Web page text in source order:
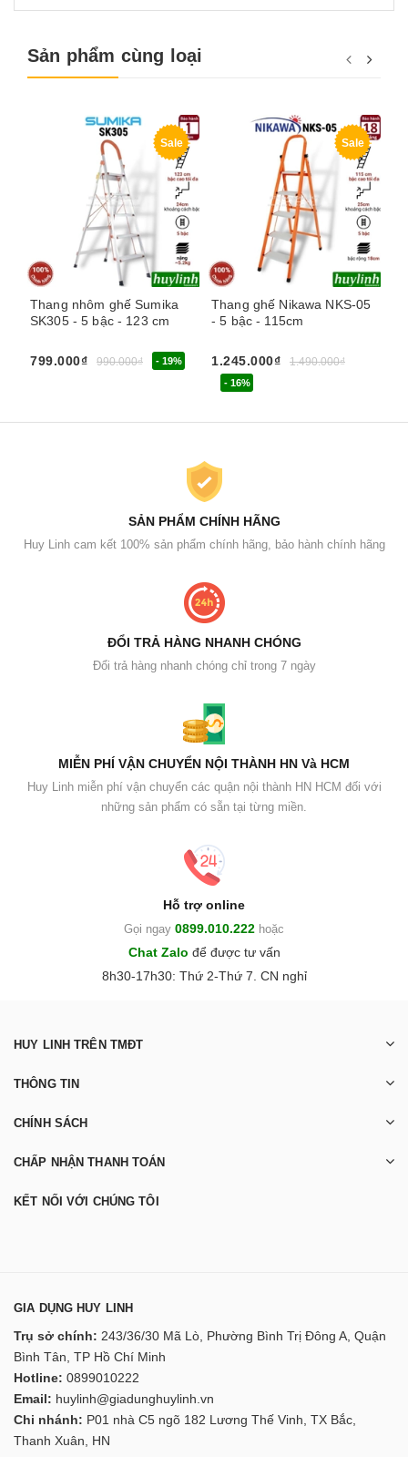
Sản phẩm cùng loại
Sale
Thang nhôm ghế Sumika
SK305 - 5 bậc - 123 cm
799.000₫ 990.000₫ - 19%
Sale
Thang ghế Nikawa NKS-05
- 5 bậc - 115cm
1.245.000₫ 1.490.000₫
- 16%
SẢN PHẨM CHÍNH HÃNG
Huy Linh cam kết 100% sản phẩm chính hãng, bảo hành chính hãng
ĐỔI TRẢ HÀNG NHANH CHÓNG
Đổi trả hàng nhanh chóng chỉ trong 7 ngày
MIỄN PHÍ VẬN CHUYỂN NỘI THÀNH HN Và HCM
Huy Linh miễn phí vận chuyển các quận nội thành HN HCM đối với
những sản phẩm có sẵn tại từng miền.
Hỗ trợ online
Gọi ngay 0899.010.222 hoặc
Chat Zalo để được tư vấn
8h30-17h30: Thứ 2-Thứ 7. CN nghỉ
HUY LINH TRÊN TMĐT
THÔNG TIN
CHÍNH SÁCH
CHẤP NHẬN THANH TOÁN
KẾT NỐI VỚI CHÚNG TÔI
GIA DỤNG HUY LINH
Trụ sở chính: 243/36/30 Mã Lò, Phường Bình Trị Đông A, Quận
Bình Tân, TP Hồ Chí Minh
Hotline: 0899010222
Email: huylinh@giadunghuylinh.vn
Chi nhánh: P01 nhà C5 ngõ 182 Lương Thế Vinh, TX Bắc,
Thanh Xuân, HN